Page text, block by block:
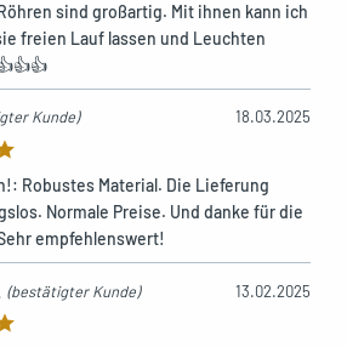
sind großartig. Mit ihnen kann ich
freien Lauf lassen und Leuchten
Kunde) 18.03.2025
Robustes Material. Die Lieferung
Normale Preise. Und danke für die
empfehlenswert!
(bestätigter Kunde) 13.02.2025